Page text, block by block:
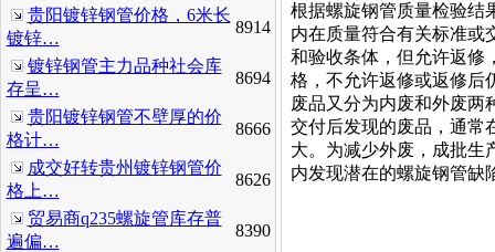
贵阳镀锌钢管价格，6米长
镀锌…
8914
镀锌钢管主力品种社会库
存呈…
8694
贵阳镀锌钢管不壁厚的价
格计…
8666
成交好转贵州镀锌钢管价
格上…
8626
贸易商q235螺旋管库存普
遍偏…
8390
根据螺旋钢管质量检验结
内在质量符合有关标准或
和验收条体，但允许返修
格，不允许返修或返修后
废品又分为内废和外废两
交付后发现的废品，通常
大。为减少外废，成批生
内发现潜在的螺旋钢管缺